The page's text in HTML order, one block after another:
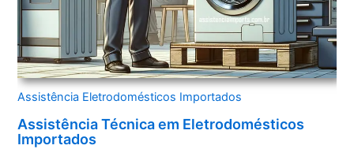
Assistência Eletrodomésticos Importados
Assistência Técnica em Eletrodomésticos
Importados